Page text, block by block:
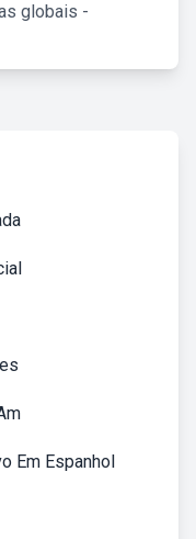
globais -
Em Espanhol